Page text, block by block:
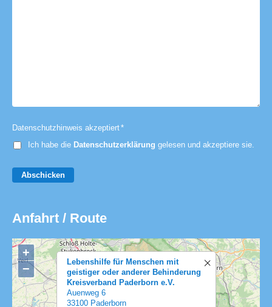
Datenschutzhinweis akzeptiert*
Ich habe die Datenschutzerklärung gelesen und akzeptiere sie.
Abschicken
Anfahrt / Route
Lebenshilfe für Menschen mit
geistiger oder anderer Behinderung
Kreisverband Paderborn e.V.
Auenweg 6
33100 Paderborn
+
−